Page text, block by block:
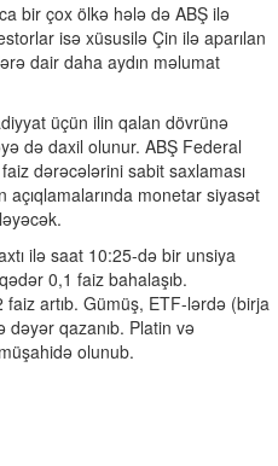
bir çox ölkə hələ də ABŞ ilə
isə xüsusilə Çin ilə aparılan
dair daha aydın məlumat
üçün ilin qalan dövrünə
də daxil olunur. ABŞ Federal
dərəcələrini sabit saxlaması
monetar siyasət
ilə saat 10:25-də bir unsiya
0,1 faiz bahalaşıb.
artıb. Gümüş, ETF-lərdə (birja
dəyər qazanıb. Platin və
olunub.